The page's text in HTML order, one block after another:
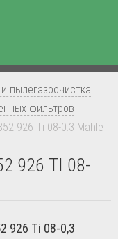
пылегазоочистка
фильтров
926 Ti 08-0.3 Mahle
926 TI 08-
926 Ti 08-0,3